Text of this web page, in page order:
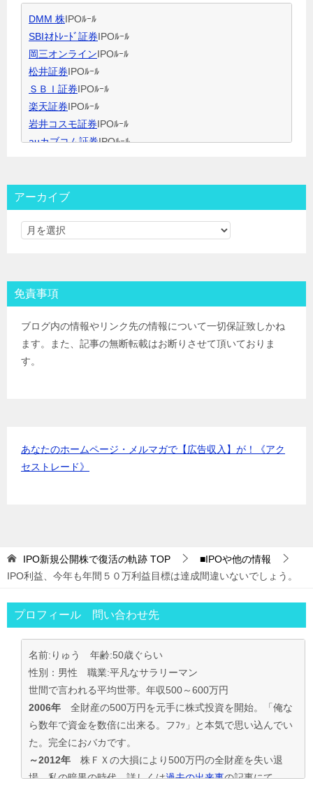
DMM 株IPOﾙｰﾙ
SBIﾈｵﾄﾚｰﾄﾞ証券IPOﾙｰﾙ
岡三オンラインIPOﾙｰﾙ
松井証券IPOﾙｰﾙ
ＳＢＩ証券IPOﾙｰﾙ
楽天証券IPOﾙｰﾙ
岩井コスモ証券IPOﾙｰﾙ
auカブコム証券IPOﾙｰﾙ
三菱ＵＦＪ証券
みずほ証券IPOﾙｰﾙ
ＳＭＢＣ日興証券
岡三証券IPOﾙｰﾙ
ＧＭＯクリック証券
アイザワ証券IPOﾙｰﾙ
むさし証券
IPOﾙｰﾙ
マネックス証券
アーカイブ
免責事項
ブログ内の情報やリンク先の情報について一切保証致しかね
ます。また、記事の無断転載はお断りさせて頂いておりま
す。
あなたのホームページ・メルマガで【広告収入】が！《アク
セストレード》
IPO新規公開株で復活の軌跡 TOP
■IPOや他の情報
IPO利益、今年も年間５０万利益目標は達成間違いないでしょう。
プロフィール 問い合わせ先
名前:りゅう 年齢:50歳ぐらい
性別：男性 職業:平凡なサラリーマン
世間で言われる平均世帯。年収500～600万円
2006年 全財産の500万円を元手に株式投資を開始。「俺な
ら数年で資金を数倍に出来る。フﾌｯ」と本気で思い込んでい
た。完全におバカです。
～2012年 株ＦＸの大損により500万円の全財産を失い退
場。私の暗黒の時代。詳しくは過去の出来事の記事にて